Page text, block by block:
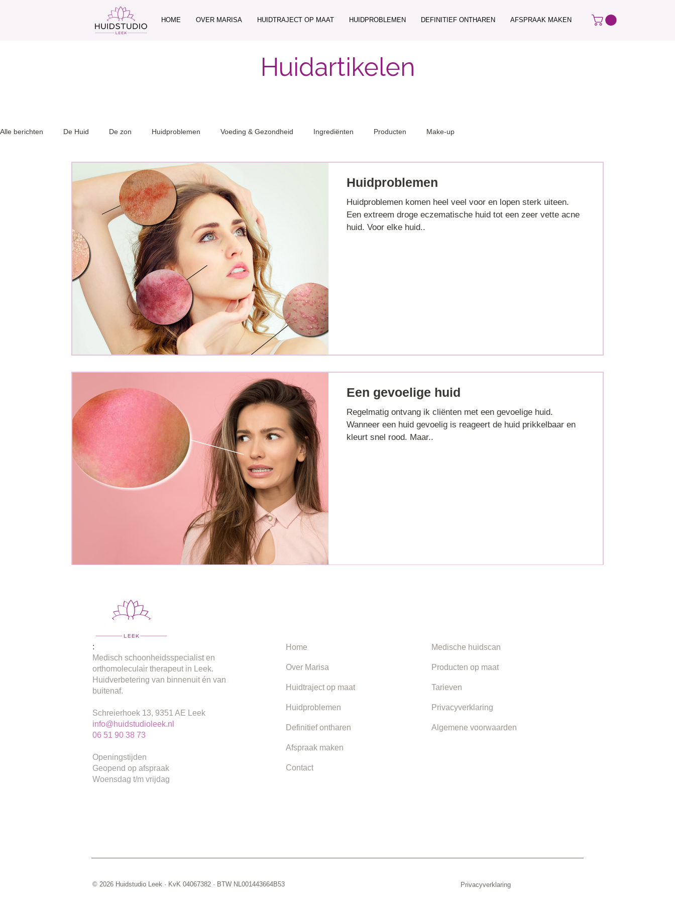
HOME OVER MARISA HUIDTRAJECT OP MAAT HUIDPROBLEMEN DEFINITIEF ONTHAREN AFSPRAAK MAKEN
Huidartikelen
Alle berichten De Huid De zon Huidproblemen Voeding & Gezondheid Ingrediënten Producten Make-up
Huidproblemen
Huidproblemen komen heel veel voor en lopen sterk uiteen.
Een extreem droge eczematische huid tot een zeer vette acne
huid. Voor elke huid..
Een gevoelige huid
Regelmatig ontvang ik cliënten met een gevoelige huid.
Wanneer een huid gevoelig is reageert de huid prikkelbaar en
kleurt snel rood. Maar..
:
Medisch schoonheidsspecialist en
orthomoleculair therapeut in Leek.
Huidverbetering van binnenuit én van
buitenaf.
Schreierhoek 13, 9351 AE Leek
info@huidstudioleek.nl
06 51 90 38 73
Openingstijden
Geopend op afspraak
Woensdag t/m vrijdag
Home
Over Marisa
Huidtraject op maat
Huidproblemen
Definitief ontharen
Afspraak maken
Contact
Medische huidscan
Producten op maat
Tarieven
Privacyverklaring
Algemene voorwaarden
© 2026 Huidstudio Leek · KvK 04067382 · BTW NL001443664B53 Privacyverklaring